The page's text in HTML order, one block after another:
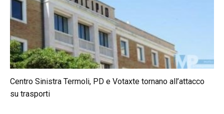
Centro Sinistra Termoli, PD e Votaxte tornano all’attacco
su trasporti